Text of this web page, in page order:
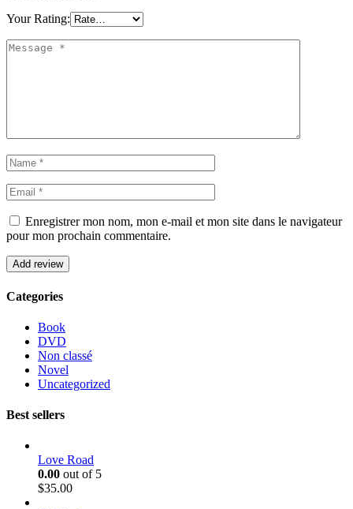
Your Rating:
Enregistrer mon nom, mon e-mail et mon site dans le navigateur
pour mon prochain commentaire.
Categories
Book
DVD
Non classé
Novel
Uncategorized
Best sellers
Love Road
0.00 out of 5
$35.00